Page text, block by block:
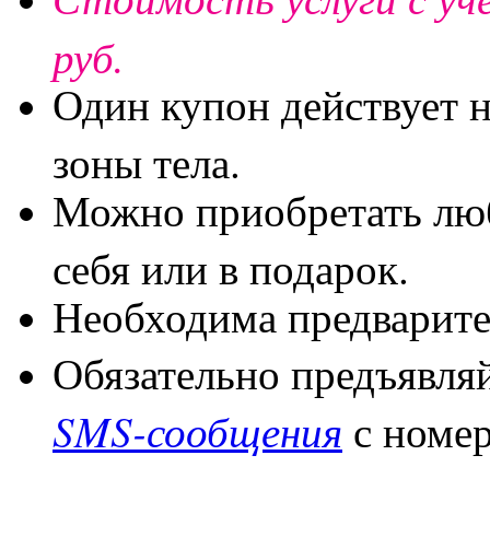
руб.
Один купон
зоны тела.
Можно приобретать
себя или в подарок.
Необходима
Обязательно
SMS-сообщения с